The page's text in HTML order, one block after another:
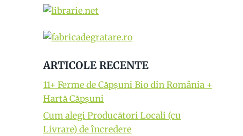
ARTICOLE RECENTE
11+ Ferme de Căpșuni Bio din România +
Hartă Căpșuni
Cum alegi Producători Locali (cu
Livrare) de încredere